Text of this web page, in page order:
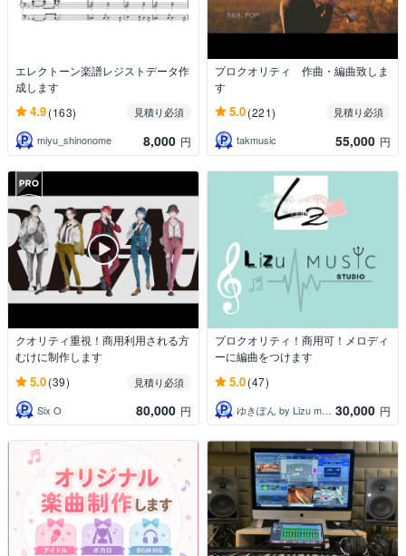
エレクトーン楽譜レジストデータ作
成します
4.9(163)
見積り必須
miyu_shinonome
8,000 円
プロクオリティ 作曲・編曲致しま
す
5.0(221)
見積り必須
takmusic
55,000 円
クオリティ重視！商用利用される方
むけに制作します
5.0(39)
見積り必須
Six O
80,000 円
プロクオリティ！商用可！メロディ
ーに編曲をつけます
5.0(47)
ゆきぽん by Lizu music 30,000 円